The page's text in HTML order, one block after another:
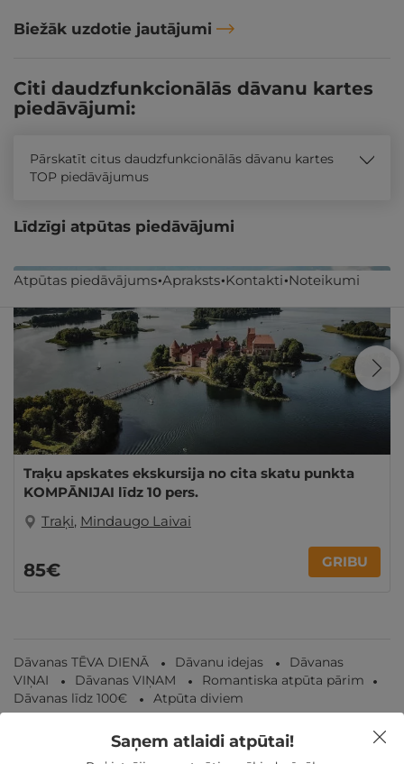
Biežāk uzdotie jautājumi
Atpūtas piedāvājums Apraksts Kontakti Noteikumi
Citi daudzfunkcionālās dāvanu kartes
piedāvājumi:
Pārskatīt citus daudzfunkcionālās dāvanu kartes
TOP piedāvājumus
Līdzīgi atpūtas piedāvājumi
Traķu apskates ekskursija no cita skatu punkta
KOMPĀNIJAI līdz 10 pers.
Traķi, Mindaugo Laivai
85€ GRIBU
Dāvanas TĒVA DIENĀ Dāvanu idejas
Dāvanas
VIŅAI
Dāvanas VIŅAM
Romantiska atpūta pārim
Dāvanas līdz 100€
Atpūta diviem
Saņem atlaidi atpūtai!